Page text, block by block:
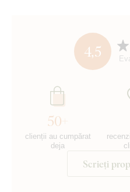
4,5
50+
clienții au cumpărat
deja
Scrieți